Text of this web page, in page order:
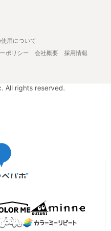
用について
ポリシー 会社概要
採用情報
All rights reserved.